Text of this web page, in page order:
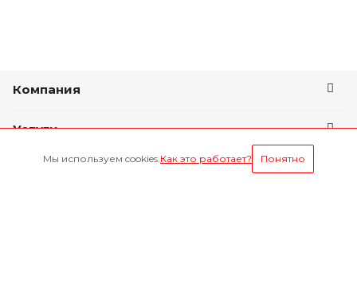
Компания
Услуги
Условия оплаты
Мы используем cookies.Как это работает? Понятно